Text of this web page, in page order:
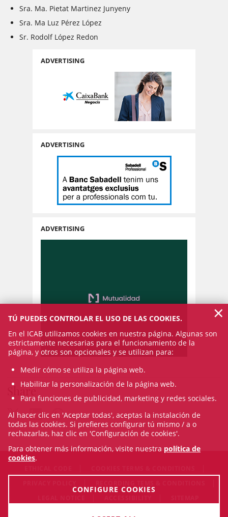
Sra. Ma. Pietat Martinez Junyeny
Sra. Ma Luz Pérez López
Sr. Rodolf López Redon
ADVERTISING
ADVERTISING
ADVERTISING
Share
TÚ PUEDES CONTROLAR EL USO DE LAS COOKIES.
En el ICAB utilizamos cookies en nuestra página. Algunas son
estrictamente necesarias para el funcionamiento de la
página, y otros son opcionales y se utilizan para:
Medir cómo se utiliza la página web.
Habilitar la personalización de la página web.
Para funciones de publicidad, marketing y redes sociales.
Al hacer clic en 'Aceptar todas', aceptas la instalación de
todas las cookies. Si prefieres configurar tú mismo / a o
rechazarlas, haz clic en 'Configuración de cookies'.
Para obtener más información, visite nuestra política de
cookies.
CONFIGURE COOKIES
×